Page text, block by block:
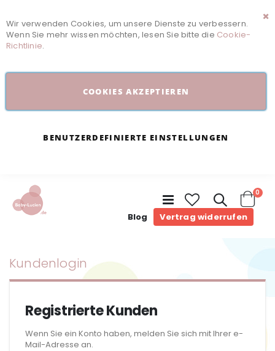
Wir verwenden Cookies, um unsere Dienste zu verbessern.
Wenn Sie mehr wissen möchten, lesen Sie bitte die Cookie-
Richtlinie.
COOKIES AKZEPTIEREN
BENUTZERDEFINIERTE EINSTELLUNGEN
Navigation
umschalten
Blog Vertrag widerrufenCart
0
Kundenlogin
Registrierte Kunden
Wenn Sie ein Konto haben, melden Sie sich mit Ihrer e-
Mail-Adresse an.